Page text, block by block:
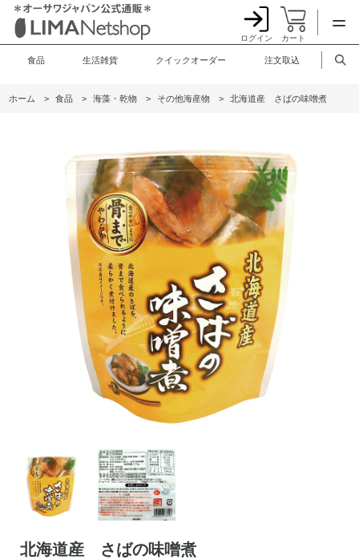
ログイン カート
食品 生活雑貨 クイックオーダー 注文取込
ホーム > 食品 > 海藻・乾物 > その他海産物 > 北海道産 さばの味噌煮
北海道産 さばの味噌煮